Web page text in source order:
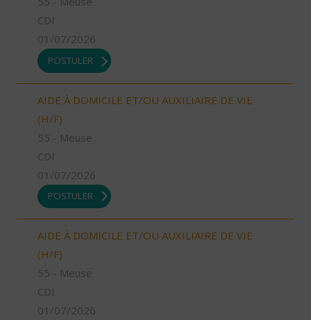
CDI
01/07/2026
POSTULER
AIDE À DOMICILE ET/OU AUXILIAIRE DE VIE
(H/F)
55 - Meuse
CDI
01/07/2026
POSTULER
AIDE À DOMICILE ET/OU AUXILIAIRE DE VIE
(H/F)
55 - Meuse
CDI
01/07/2026